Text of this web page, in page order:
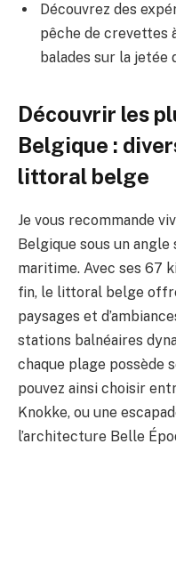
Découvrez des
pêche de crevettes
balades sur la jetée
Découvrir les
Belgique :
littoral belge
Je vous recommande
Belgique sous un angle
maritime. Avec ses 67
fin, le littoral belge
paysages et
stations balnéaires
chaque plage possède
pouvez ainsi choisir
Knokke, ou une
l’architecture Belle